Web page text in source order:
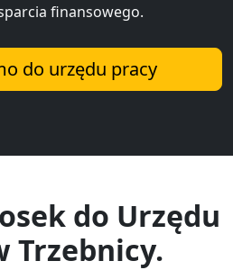
finansowego.
do urzędu pracy
do Urzędu
Trzebnicy.